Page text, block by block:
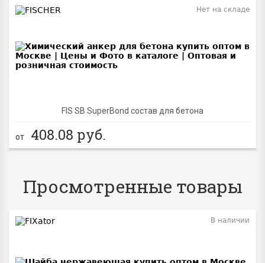
FIS SB SuperBond состав для бетона
Нет на складе
от 408.08 руб.
Просмотренные товары
В наличии